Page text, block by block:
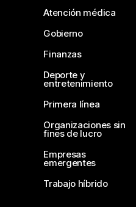
Atención médica
Gobierno
Finanzas
Deporte y
entretenimiento
Primera línea
Organizaciones sin
fines de lucro
Empresas
emergentes
Trabajo híbrido